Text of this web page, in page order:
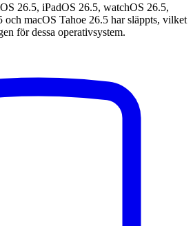
26.5, iPadOS 26.5, watchOS 26.5,
macOS Tahoe 26.5 har släppts, vilket
för dessa operativsystem.